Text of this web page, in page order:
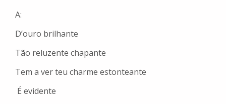
A:
D’ouro brilhante
Tão reluzente chapante
Tem a ver teu charme estonteante
É evidente